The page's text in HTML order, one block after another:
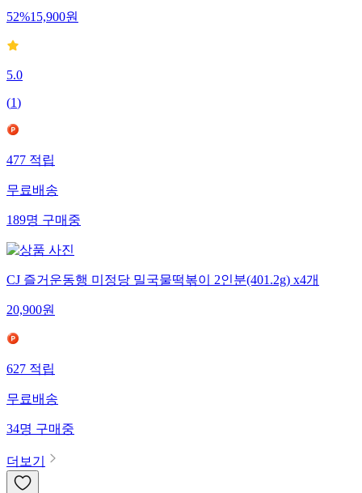
52%15,900원
5.0
(1)
477적립
무료배송
189명구매중
CJ 즐거운동행 미정당 밀국물떡볶이 2인분(401.2g) x4개
20,900원
627적립
무료배송
34명구매중
더보기